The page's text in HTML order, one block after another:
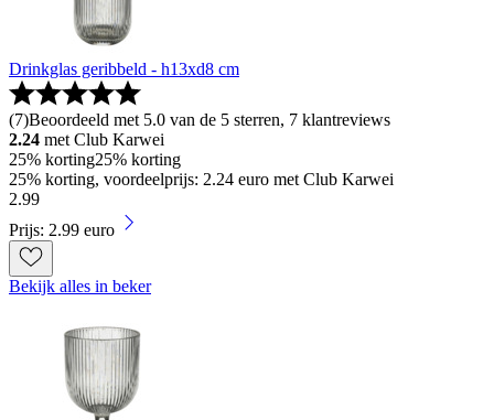
Drinkglas geribbeld - h13xd8 cm
(7)Beoordeeld met 5.0 van de 5 sterren, 7 klantreviews
2.24 met Club Karwei
25% korting25% korting
25% korting, voordeelprijs: 2.24 euro met Club Karwei
2.99
Prijs: 2.99 euro
Bekijk alles in beker